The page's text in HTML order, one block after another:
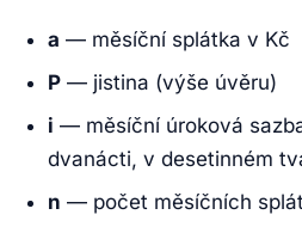
a — měsíční splátka v Kč
P — jistina (výše úvěru)
i — měsíční úroková
dvanácti, v desetinném
n — počet měsíčních